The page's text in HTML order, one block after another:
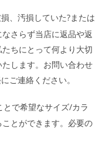
、汚損していた?または
さらず当店に返品や返
ちにとって何より大切
します。お問い合わせ
ご連絡ください。
で希望なサイズ/カラ
とができます。必要の